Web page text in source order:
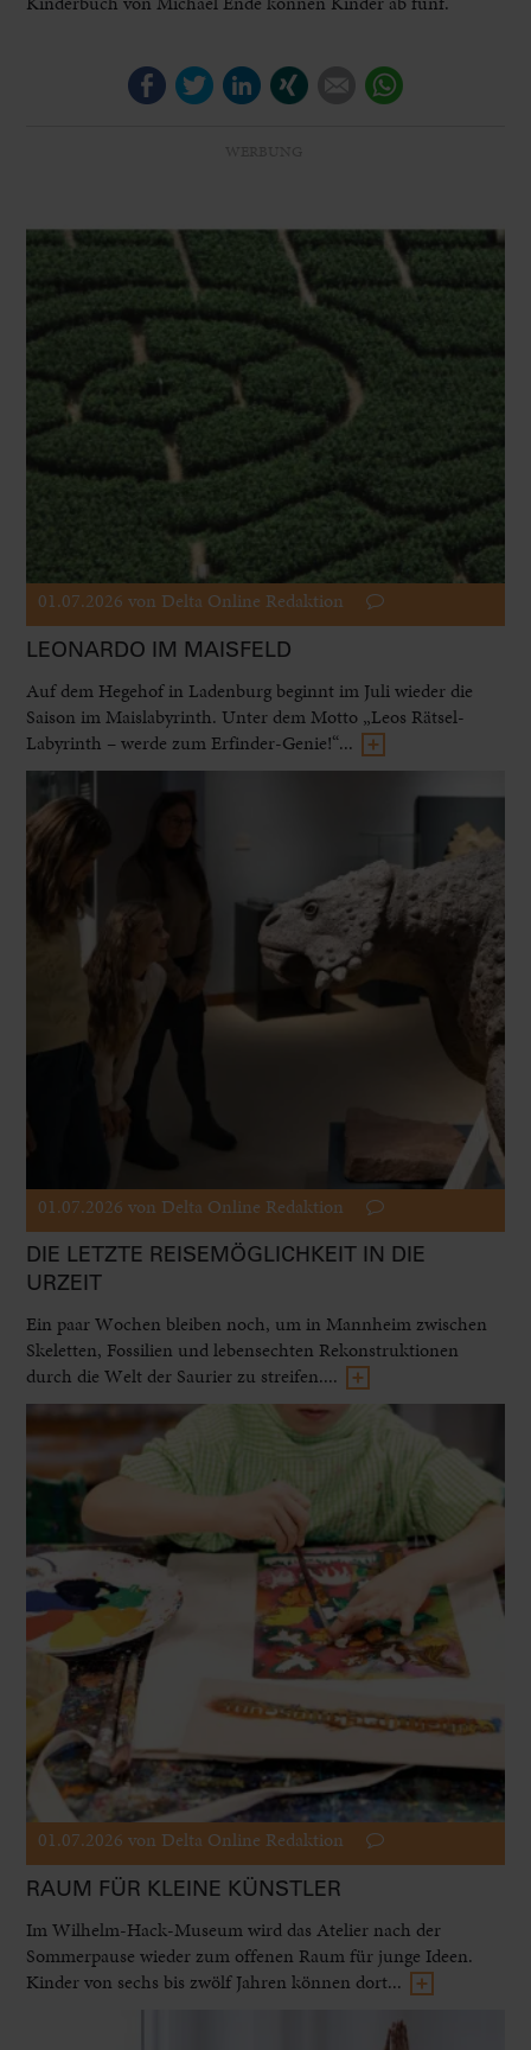
FacebookTwitterLinkedIn E-mail
01.07.2026 von Delta Online Redaktion
LEONARDO IM MAISFELD
Auf dem Hegehof in Ladenburg beginnt im Juli wieder die
Saison im Maislabyrinth. Unter dem Motto „Leos Rätsel-
Labyrinth – werde zum Erfinder-Genie!“...
01.07.2026 von Delta Online Redaktion
DIE LETZTE REISEMÖGLICHKEIT IN DIE
URZEIT
Ein paar Wochen bleiben noch, um in Mannheim zwischen
Skeletten, Fossilien und lebensechten Rekonstruktionen
durch die Welt der Saurier zu streifen....
01.07.2026 von Delta Online Redaktion
RAUM FÜR KLEINE KÜNSTLER
Im Wilhelm-Hack-Museum wird das Atelier nach der
Sommerpause wieder zum offenen Raum für junge Ideen.
Kinder von sechs bis zwölf Jahren können dort...